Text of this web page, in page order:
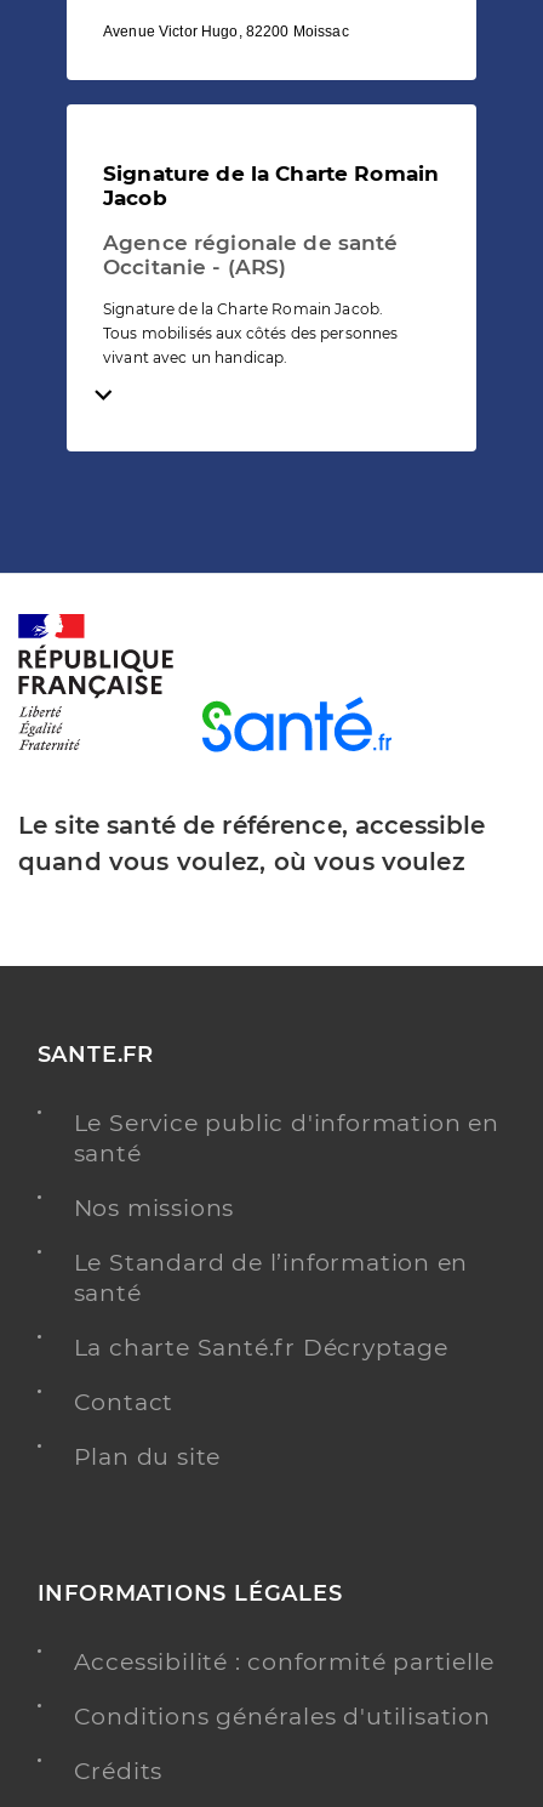
Avenue Victor Hugo, 82200 Moissac
Signature de la Charte Romain
Jacob
Agence régionale de santé
Occitanie - (ARS)
Signature de la Charte Romain Jacob.
Tous mobilisés aux côtés des personnes
vivant avec un handicap.
Temps de lecture
Le site santé de référence, accessible
quand vous voulez, où vous voulez
SANTE.FR
Le Service public d'information en
santé
Nos missions
Le Standard de l’information en
santé
La charte Santé.fr Décryptage
Contact
Plan du site
INFORMATIONS LÉGALES
Accessibilité : conformité partielle
Conditions générales d'utilisation
Crédits